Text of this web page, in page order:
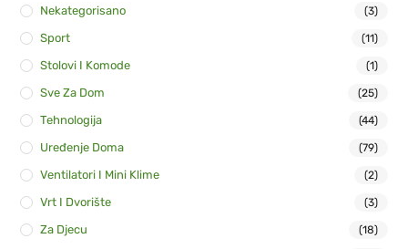
Nekategorisano (3)
Sport (11)
Stolovi I Komode (1)
Sve Za Dom (25)
Tehnologija (44)
Uređenje Doma (79)
Ventilatori I Mini Klime (2)
Vrt I Dvorište (3)
Za Djecu (18)